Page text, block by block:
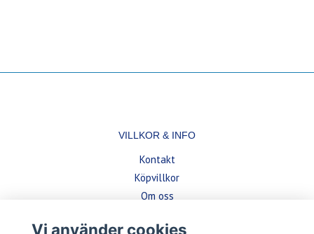
VILLKOR & INFO
Kontakt
Köpvillkor
Om oss
Vi använder cookies